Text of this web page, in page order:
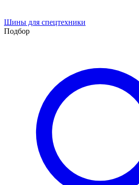
Шины для спецтехники
Подбор